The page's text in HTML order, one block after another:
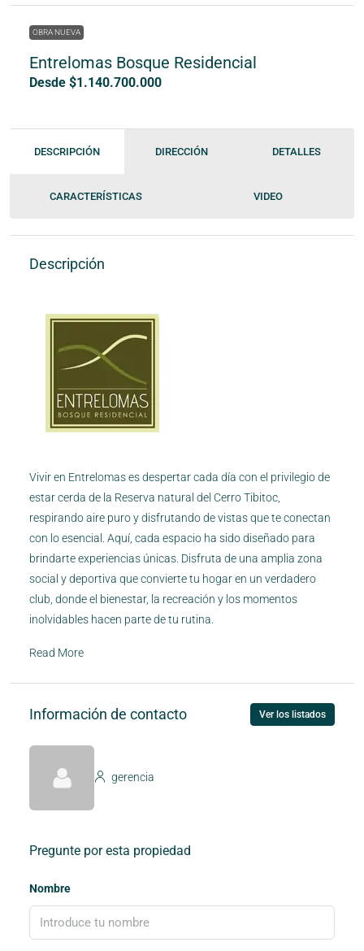
OBRA NUEVA
Entrelomas Bosque Residencial
Desde $1.140.700.000
DESCRIPCIÓN DIRECCIÓN DETALLES
CARACTERÍSTICAS VIDEO
Descripción
Vivir en Entrelomas es despertar cada día con el privilegio de
estar cerda de la Reserva natural del Cerro Tibitoc,
respirando aire puro y disfrutando de vistas que te conectan
con lo esencial. Aquí, cada espacio ha sido diseñado para
brindarte experiencias únicas. Disfruta de una amplia zona
social y deportiva que convierte tu hogar en un verdadero
club, donde el bienestar, la recreación y los momentos
inolvidables hacen parte de tu rutina.
Read More
Información de contacto Ver los listados
gerencia
Pregunte por esta propiedad
Nombre